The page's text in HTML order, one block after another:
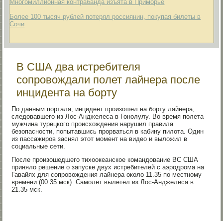
Многомиллионная контрабанда изъята в Приморье
Более 100 тысяч рублей потерял россиянин, покупая билеты в
Сочи
В США два истребителя
сопровождали полет лайнера после
инцидента на борту
По данным портала, инцидент произошел на борту лайнера,
следовавшего из Лос-Анджелеса в Гонолулу. Во время полета
мужчина турецкого происхождения нарушил правила
безопасности, попытавшись прорваться в кабину пилота. Один
из пассажиров заснял этот момент на видео и выложил в
социальные сети.
После произошедшего тихоокеанское командование ВС США
приняло решение о запуске двух истребителей с аэродрома на
Гавайях для сопровождения лайнера около 11.35 по местному
времени (00.35 мск). Самолет вылетел из Лос-Анджелеса в
21.35 мск.